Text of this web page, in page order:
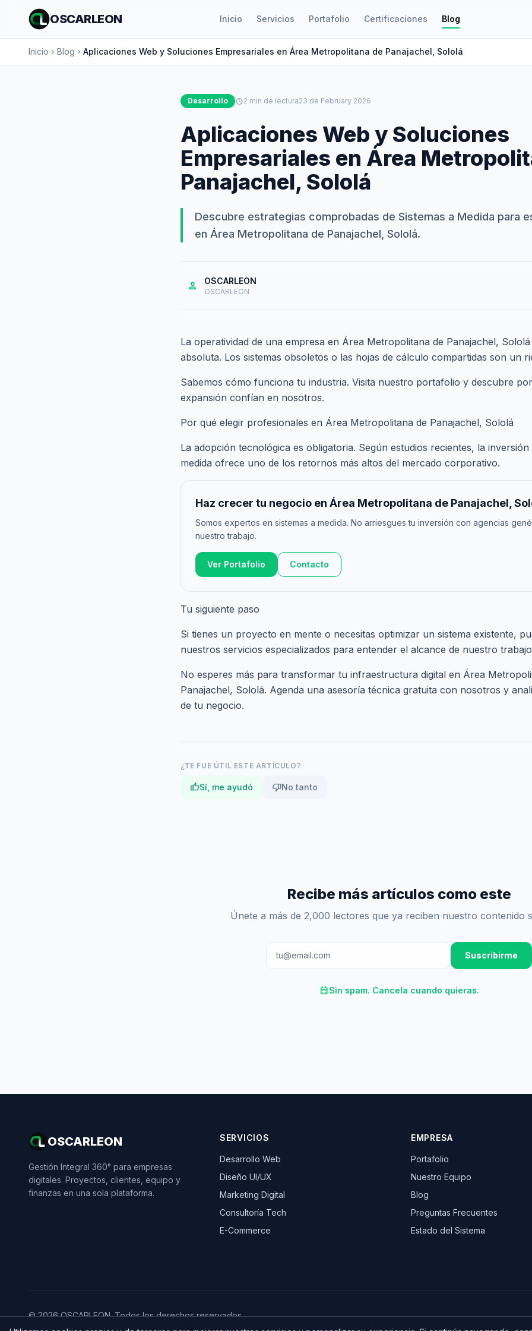
OSCARLEON Inicio Servicios Portafolio Certificaciones Blog
Inicio chevron_right Blog chevron_right Aplicaciones Web y Soluciones Empresariales en Área Metropolitana de Panajachel, Sololá
Desarrollo schedule2 min de lectura23 de February 2026
Aplicaciones Web y Soluciones
Empresariales en Área
Panajachel, Sololá
Descubre estrategias comprobadas de Sistemas a Medida para
en Área Metropolitana de Panajachel, Sololá.
person OSCARLEON
OSCARLEON
La operatividad de una empresa en Área Metropolitana de Panajachel,
absoluta. Los sistemas obsoletos o las hojas de cálculo compartidas son un
Sabemos cómo funciona tu industria. Visita nuestro portafolio y descubre
expansión confían en nosotros.
Por qué elegir profesionales en Área Metropolitana de Panajachel, Sololá
La adopción tecnológica es obligatoria. Según estudios recientes, la inversión
medida ofrece uno de los retornos más altos del mercado corporativo.
Haz crecer tu negocio en Área Metropolitana de Panajachel,
Somos expertos en sistemas a medida. No arriesgues tu inversión con agencias
nuestro trabajo.
Ver Portafolio Contacto
Tu siguiente paso
Si tienes un proyecto en mente o necesitas optimizar un sistema existente,
nuestros servicios especializados para entender el alcance de nuestro
No esperes más para transformar tu infraestructura digital en Área
Panajachel, Sololá. Agenda una asesoría técnica gratuita con nosotros y
de tu negocio.
¿TE FUE ÚTIL ESTE ARTÍCULO?
thumb_upSí, me ayudó thumb_downNo tanto
Recibe más artículos como este
Únete a más de 2,000 lectores que ya reciben nuestro contenido
Suscribirme
calendar_monthSin spam. Cancela cuando quieras.
OSCARLEON
Gestión Integral 360° para empresas
digitales. Proyectos, clientes, equipo y
finanzas en una sola plataforma.
SERVICIOS
Desarrollo Web
Diseño UI/UX
Marketing Digital
Consultoría Tech
E-Commerce
EMPRESA
Portafolio
Nuestro Equipo
Blog
Preguntas Frecuentes
Estado del Sistema
© 2026 OSCARLEON. Todos los derechos reservados.